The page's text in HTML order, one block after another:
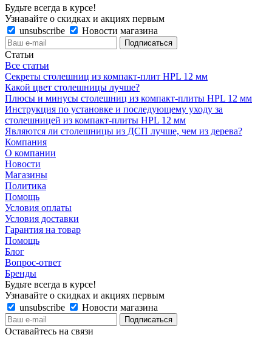
Будьте всегда в курсе!
Узнавайте о скидках и акциях первым
unsubscribe
Новости магазина
Статьи
Все статьи
Секреты столешниц из компакт-плит HPL 12 мм
Какой цвет столешницы лучше?
Плюсы и минусы столешниц из компакт-плиты HPL 12 мм
Инструкция по установке и последующему уходу за
столешницей из компакт-плиты HPL 12 мм
Являются ли столешницы из ДСП лучше, чем из дерева?
Компания
О компании
Новости
Магазины
Политика
Помощь
Условия оплаты
Условия доставки
Гарантия на товар
Помощь
Блог
Вопрос-ответ
Бренды
Будьте всегда в курсе!
Узнавайте о скидках и акциях первым
unsubscribe
Новости магазина
Оставайтесь на связи